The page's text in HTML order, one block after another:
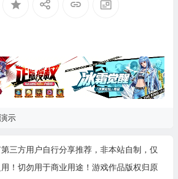
示
三方用户自行分享推荐，非本站自制，仅
！切勿用于商业用途！游戏作品版权归原